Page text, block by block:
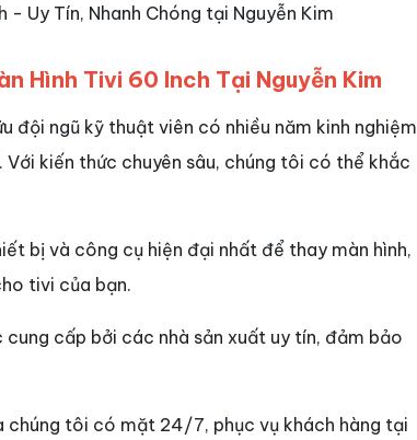
- Uy Tín, Nhanh Chóng tại Nguyễn Kim
Hình Tivi 60 Inch Tại Nguyễn Kim
đội ngũ kỹ thuật viên có nhiều năm kinh nghiệm
kiến thức chuyên sâu, chúng tôi có thể khắc
bị và công cụ hiện đại nhất để thay màn hình,
tivi của bạn.
cung cấp bởi các nhà sản xuất uy tín, đảm bảo
chúng tôi có mặt 24/7, phục vụ khách hàng tại